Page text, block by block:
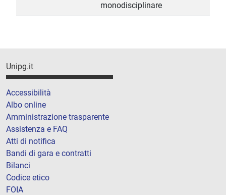
monodisciplinare
Unipg.it
Accessibilità
Albo online
Amministrazione trasparente
Assistenza e FAQ
Atti di notifica
Bandi di gara e contratti
Bilanci
Codice etico
FOIA